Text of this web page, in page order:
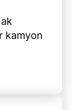
kamyon